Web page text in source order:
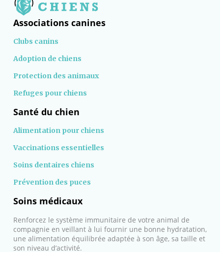
Associations canines
Clubs canins
Adoption de chiens
Protection des animaux
Refuges pour chiens
Santé du chien
Alimentation pour chiens
Vaccinations essentielles
Soins dentaires chiens
Prévention des puces
Soins médicaux
Renforcez le système immunitaire de votre animal de
compagnie en veillant à lui fournir une bonne hydratation,
une alimentation équilibrée adaptée à son âge, sa taille et
son niveau d’activité.